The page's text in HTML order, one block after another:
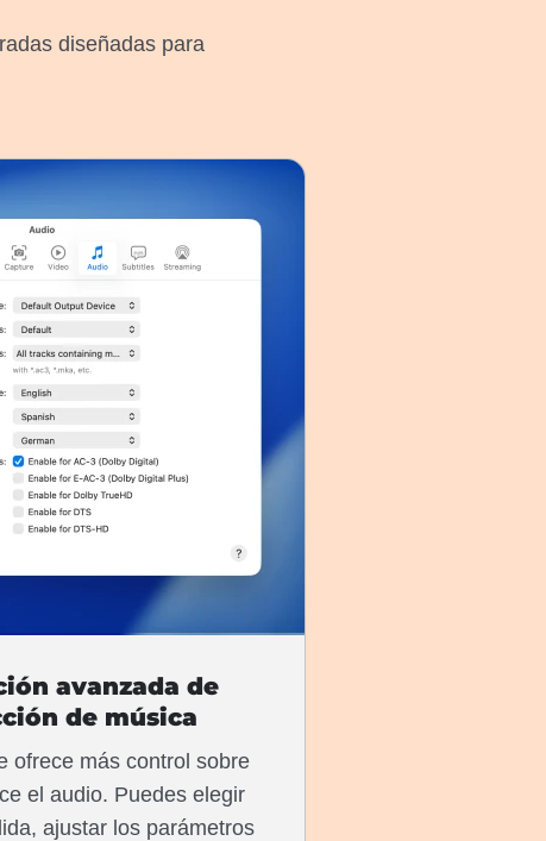
diseñadas para
avanzada de
de música
ofrece más control sobre
el audio. Puedes elegir
ajustar los parámetros